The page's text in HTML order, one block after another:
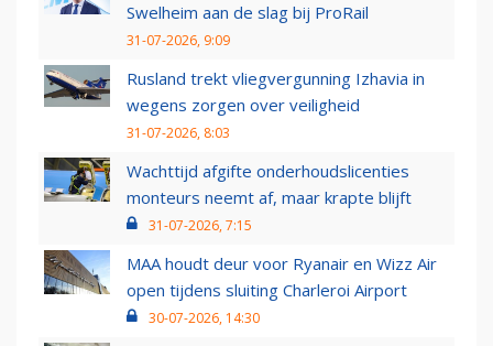
Swelheim aan de slag bij ProRail
31-07-2026, 9:09
Rusland trekt vliegvergunning Izhavia in
wegens zorgen over veiligheid
31-07-2026, 8:03
Wachttijd afgifte onderhoudslicenties
monteurs neemt af, maar krapte blijft
31-07-2026, 7:15
MAA houdt deur voor Ryanair en Wizz Air
open tijdens sluiting Charleroi Airport
30-07-2026, 14:30